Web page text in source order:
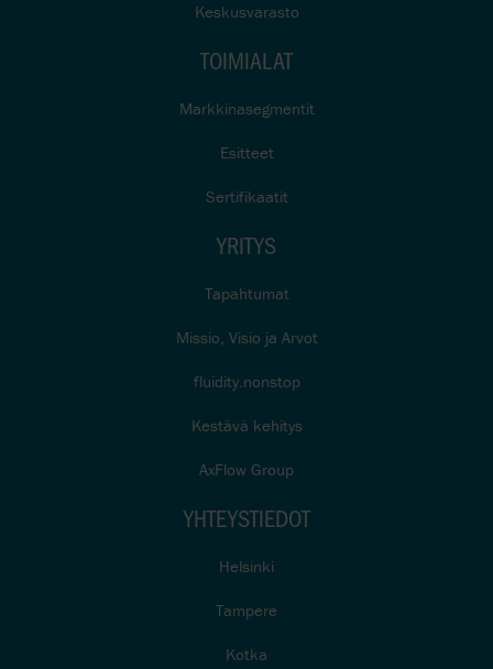
Keskusvarasto
TOIMIALAT
Markkinasegmentit
Esitteet
Sertifikaatit
YRITYS
Tapahtumat
Missio, Visio ja Arvot
fluidity.nonstop
Kestävä kehitys
AxFlow Group
YHTEYSTIEDOT
Helsinki
Tampere
Kotka